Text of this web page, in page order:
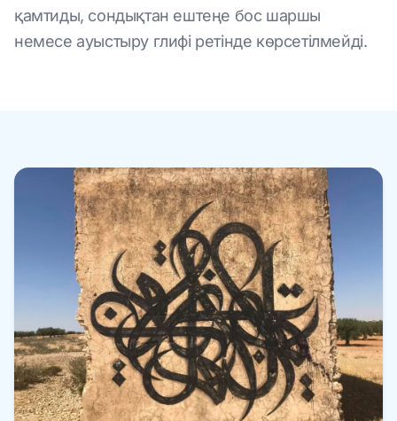
қамтиды, сондықтан ештеңе бос шаршы
немесе ауыстыру глифі ретінде көрсетілмейді.